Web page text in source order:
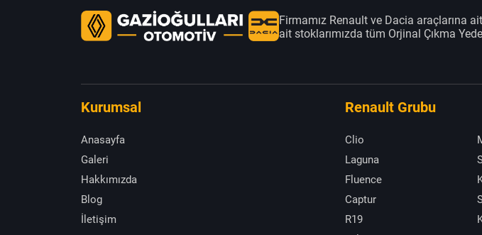
Firmamız Renault ve Dacia araçlarına
ait stoklarımızda tüm Orjinal Çıkma
Kurumsal
Anasayfa
Galeri
Hakkımızda
Blog
İletişim
Renault Grubu
Clio
Laguna
Fluence
Captur
R19